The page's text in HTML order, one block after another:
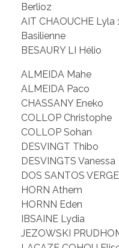
Berlioz
AIT CHAOUCHE Lyla
Basilienne
BESAURY LI Hélio
ALMEIDA Mahe
ALMEIDA Paco
CHASSANY Eneko
COLLOP Christophe
COLLOP Sohan
DESVINGT Thibo
DESVINGTS Vanessa
DOS SANTOS
HORN Athem
HORNN Eden
IBSAINE Lydia
JEZOWSKI